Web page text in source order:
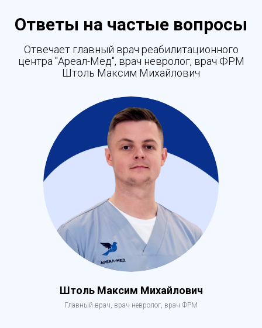
Ответы на частые вопросы
Отвечает главный врач реабилитационного
центра "Ареал-Мед", врач невролог, врач ФРМ
Штоль Максим Михайлович
Штоль Максим Михайлович
Главный врач, врач невролог, врач ФРМ